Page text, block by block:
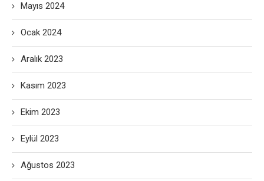
Mayıs 2024
Ocak 2024
Aralık 2023
Kasım 2023
Ekim 2023
Eylül 2023
Ağustos 2023